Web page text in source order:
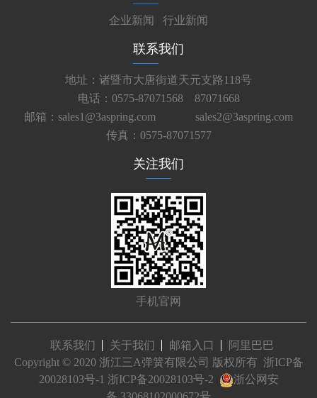
企业新闻 行业新闻
联系我们
地址：诸暨市大唐街道天元支路118号
电话：0575-87071568 87071668
邮箱：sales1@3aspring.com
sales2@3aspring.com
传真：0575-87071577
关注我们
手机官网
联系我们 关于我们 邮箱入口
阿里巴巴
Copyright © 2020 浙江三A弹簧有限公司 版权所有 浙ICP备
20028103号-1 浙ICP备20028103号-2
浙公网安